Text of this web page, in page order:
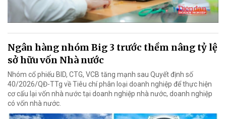
Ngân hàng nhóm Big 3 trước thềm nâng tỷ lệ
sở hữu vốn Nhà nước
Nhóm cổ phiếu BID, CTG, VCB tăng mạnh sau Quyết định số
40/2026/QĐ-TTg về Tiêu chí phân loại doanh nghiệp để thực hiện
cơ cấu lại vốn nhà nước tại doanh nghiệp nhà nước, doanh nghiệp
có vốn nhà nước.